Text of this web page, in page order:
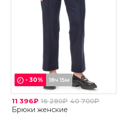
-30% 18ч 15м
11 396₽ 16 280₽ 40 700₽
Брюки женские